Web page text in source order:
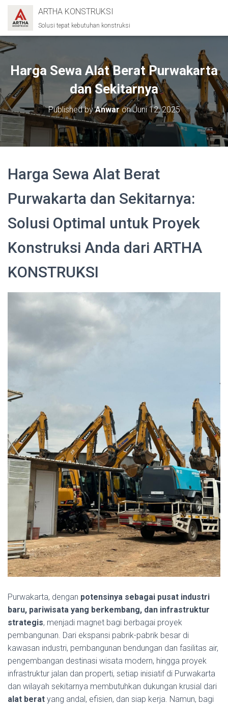
ARTHA KONSTRUKSI
Solusi tepat kebutuhan konstruksi
Harga Sewa Alat Berat Purwakarta
dan Sekitarnya
Published byAnwaronJuni 12, 2025
Harga Sewa Alat Berat
Purwakarta dan Sekitarnya:
Solusi Optimal untuk Proyek
Konstruksi Anda dari ARTHA
KONSTRUKSI
Purwakarta, dengan potensinya sebagai pusat industri
baru, pariwisata yang berkembang, dan infrastruktur
strategis, menjadi magnet bagi berbagai proyek
pembangunan. Dari ekspansi pabrik-pabrik besar di
kawasan industri, pembangunan bendungan dan fasilitas air,
pengembangan destinasi wisata modern, hingga proyek
infrastruktur jalan dan properti, setiap inisiatif di Purwakarta
dan wilayah sekitarnya membutuhkan dukungan krusial dari
alat berat yang andal, efisien, dan siap kerja. Namun, bagi